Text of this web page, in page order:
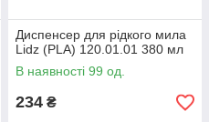
Диспенсер для рідкого мила
Lidz (PLA) 120.01.01 380 мл
В наявності 99 од.
234 ₴